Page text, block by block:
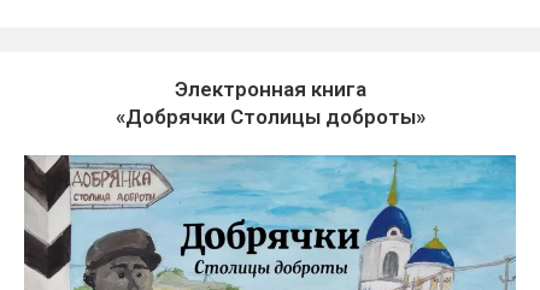
Электронная книга
«Добрячки Столицы доброты»